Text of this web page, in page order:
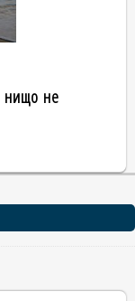
нищо не